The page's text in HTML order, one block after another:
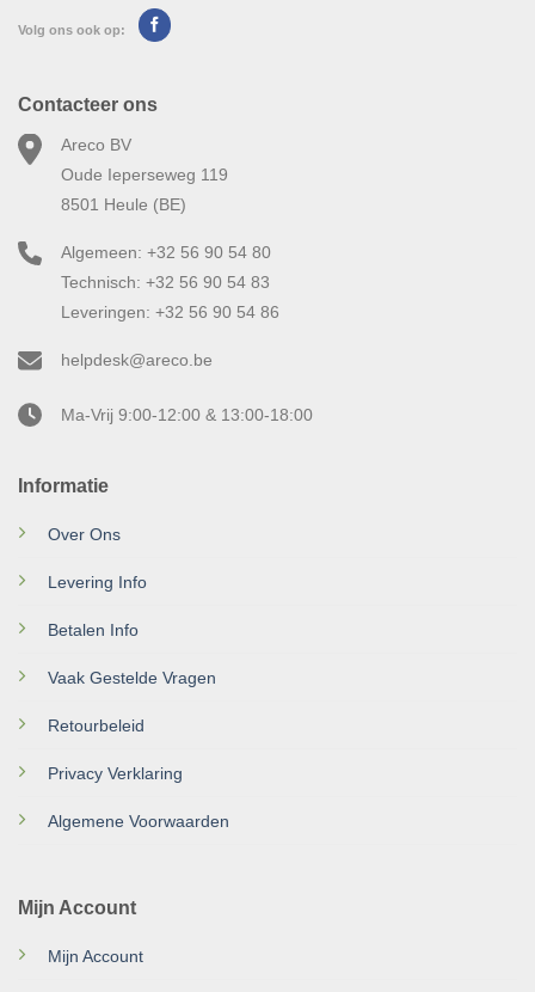
Volg ons ook op:
Informatie
Over Ons
Levering Info
Betalen Info
Vaak Gestelde Vragen
Retourbeleid
Privacy Verklaring
Algemene Voorwaarden
Mijn Account
Mijn Account
Contacteer ons
Areco BV
Oude Ieperseweg 119
8501 Heule (BE)
Algemeen: +32 56 90 54 80
Technisch: +32 56 90 54 83
Leveringen: +32 56 90 54 86
helpdesk@areco.be
Ma-Vrij 9:00-12:00 & 13:00-18:00